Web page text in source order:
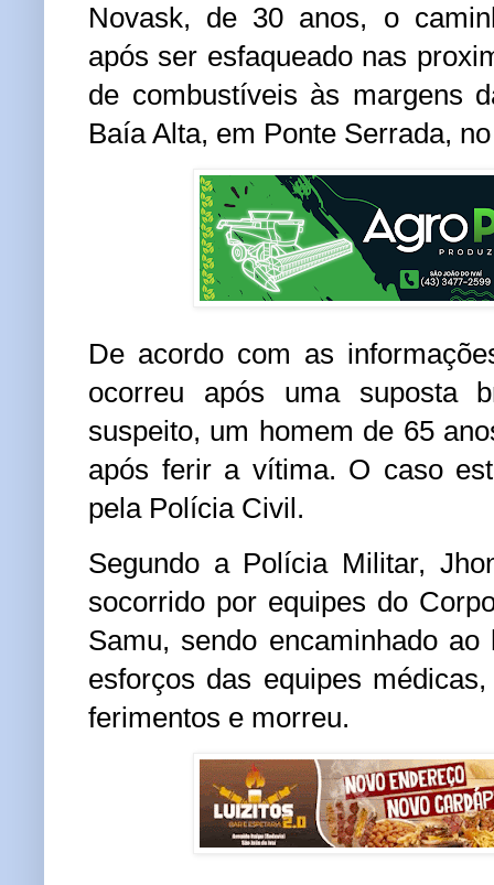
Novask, de 30 anos, o
após ser esfaqueado nas
de combustíveis às margens
Baía Alta, em Ponte Serrada,
De acordo com as
ocorreu após uma suposta
suspeito, um homem de 65
após ferir a vítima. O caso
pela Polícia Civil .
Segundo a Polícia Militar,
socorrido por equipes do
Samu, sendo encaminhado ao
esforços das equipes
ferimentos e morreu.